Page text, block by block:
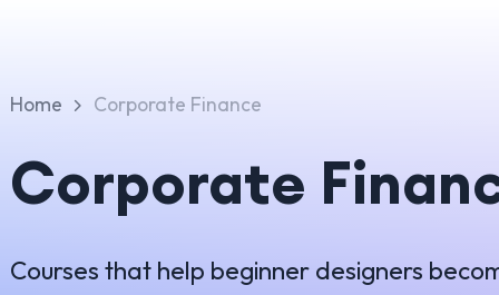
Corporate Finance
Courses that help beginner designers become true
Grid List Showing0-0of0results